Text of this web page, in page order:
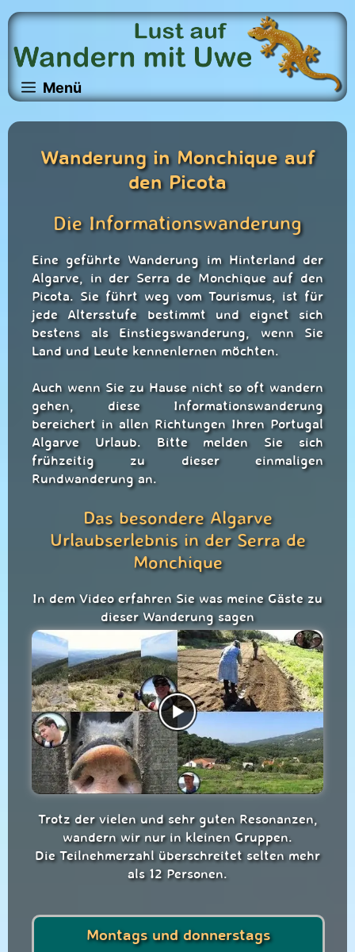
Zum
springen
Menü
Wanderung in Monchique auf
den Picota
Die Informationswanderung
Eine geführte Wanderung im Hinterland der
Algarve, in der Serra de Monchique auf den
Picota. Sie führt weg vom Tourismus, ist für
jede Altersstufe bestimmt und eignet sich
bestens als Einstiegswanderung, wenn Sie
Land und Leute kennenlernen möchten.
Auch wenn Sie zu Hause nicht so oft wandern
gehen, diese Informationswanderung
bereichert in allen Richtungen Ihren Portugal
Algarve Urlaub. Bitte melden Sie sich
frühzeitig zu dieser einmaligen
Rundwanderung an.
Das besondere Algarve
Urlaubserlebnis in der Serra de
Monchique
In dem Video erfahren Sie was meine Gäste zu
dieser Wanderung sagen
Trotz der vielen und sehr guten Resonanzen,
wandern wir nur in kleinen Gruppen.
Die Teilnehmerzahl überschreitet selten mehr
als 12 Personen.
Montags und donnerstags